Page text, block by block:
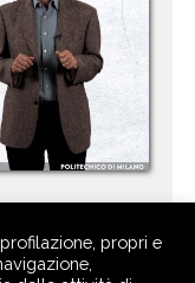
propri e